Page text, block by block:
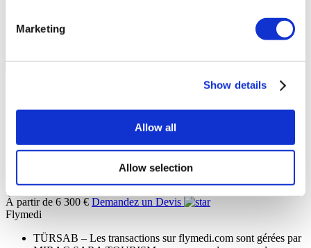
Marketing
Show details
Allow all
Allow selection
Destinations
Pologne(3) Allemagne(2) Chypre(1) Colombia(1)
Roumanie(1)
Prothèse de hanche de 6 300 €
À partir de 6 300 € Demandez un Devis
Flymedi
TÜRSAB – Les transactions sur flymedi.com sont gérées par